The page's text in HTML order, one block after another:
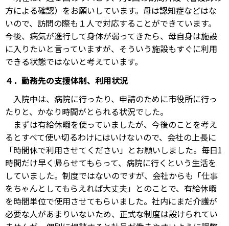
方による確認）をお願いしています。母は認知症などはな
いので、訪問の際も１人で対応することができています。
今後、病気が進行して身体が弱ってきたら、母自身は施設
に入りたいと言っていますが、そういう施設もすぐに利用
できる状態ではないと考えています。
４．勤務先の支援体制、利用状況
入院中は、病院に行ったり、申請のために市役所に行っ
たりと、かなり時間がとられる状況でした。
まずは有給休暇を使っていましたが、今後のことを考え
るとすべて使い切るわけにはいけないので、会社の上長に
「時間休で利用させてください」とお願いしました。毎日1
時間だけ早く帰らせてもらって、病院に行くという生活を
していました。制度ではないのですが、会社からも「仕事
をちゃんとしてもらえれば大丈夫」とのことで、有給休暇
を時間単位で使用させてもらいました。社内にまだ介護が
必要な人があまりいないため、正式な制度は設けられてい